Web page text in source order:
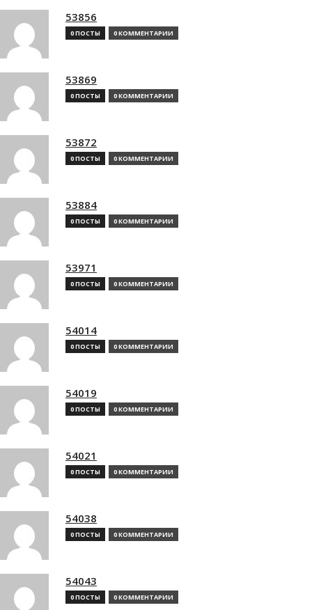
53856
0 ПОСТЫ 0 КОММЕНТАРИИ
53869
0 ПОСТЫ 0 КОММЕНТАРИИ
53872
0 ПОСТЫ 0 КОММЕНТАРИИ
53884
0 ПОСТЫ 0 КОММЕНТАРИИ
53971
0 ПОСТЫ 0 КОММЕНТАРИИ
54014
0 ПОСТЫ 0 КОММЕНТАРИИ
54019
0 ПОСТЫ 0 КОММЕНТАРИИ
54021
0 ПОСТЫ 0 КОММЕНТАРИИ
54038
0 ПОСТЫ 0 КОММЕНТАРИИ
54043
0 ПОСТЫ 0 КОММЕНТАРИИ